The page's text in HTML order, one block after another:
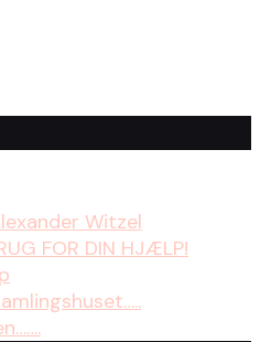
Witzel
FOR DIN HJÆLP!